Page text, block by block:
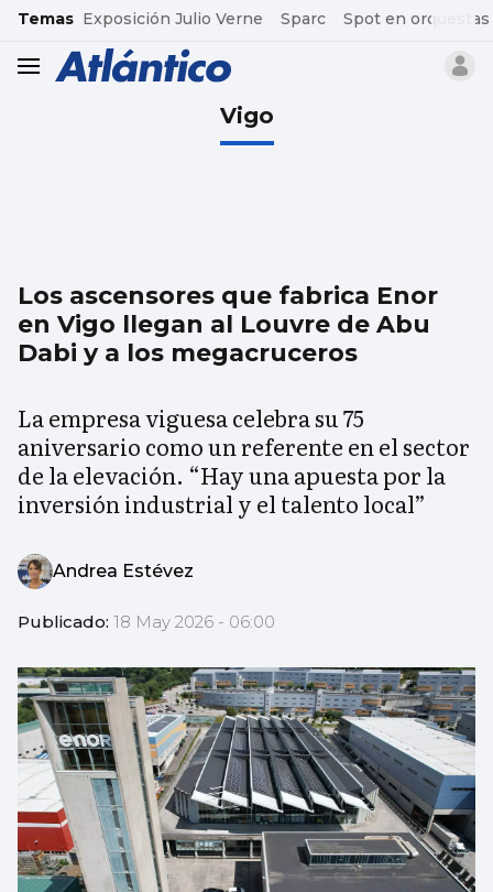
common.go-to-content
Temas Exposición Julio Verne Sparc Spot en orquestas
header.menu.open
Vigo
Los ascensores que fabrica Enor
en Vigo llegan al Louvre de Abu
Dabi y a los megacruceros
La empresa viguesa celebra su 75
aniversario como un referente en el sector
de la elevación. “Hay una apuesta por la
inversión industrial y el talento local”
Andrea Estévez
Publicado: 18 May 2026 - 06:00